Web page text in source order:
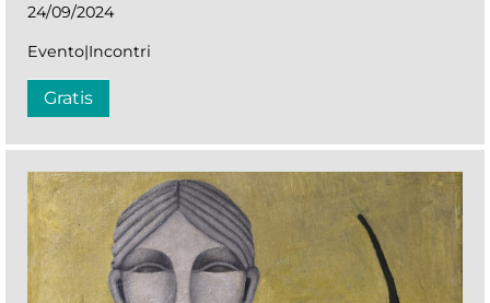
24/09/2024
Evento|Incontri
Gratis